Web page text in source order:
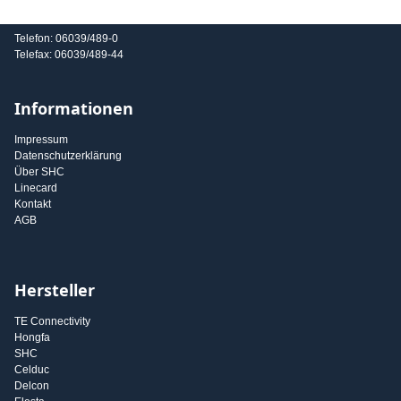
Telefon: 06039/489-0
Telefax: 06039/489-44
Informationen
Impressum
Datenschutzerklärung
Über SHC
Linecard
Kontakt
AGB
Hersteller
TE Connectivity
Hongfa
SHC
Celduc
Delcon